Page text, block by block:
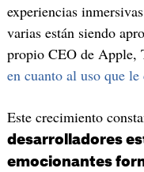
experiencias
varias están siendo
propio CEO de Apple,
en cuanto al uso que
Este crecimiento
desarrolladores
emocionantes